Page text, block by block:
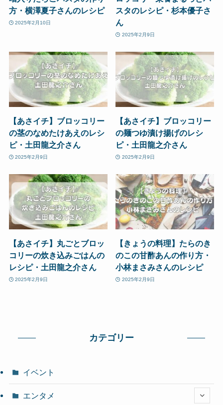
方・横澤夏子さんのレシピ
2025年2月10日
スタのレシピ・杉本優子さ
ん
2025年2月9日
【あさイチ】ブロッコリー
の茎のなめたけあえのレシ
ピ・土田龍之介さん
2025年2月9日
【あさイチ】ブロッコリー
の麺つゆ漬け揚げのレシ
ピ・土田龍之介さん
2025年2月9日
【あさイチ】丸ごとブロッ
コリーの炊き込みごはんの
レシピ・土田龍之介さん
2025年2月9日
【きょうの料理】たらのき
のこの甘酢あんの作り方・
小林まさみさんのレシピ
2025年2月9日
カテゴリー
イベント
エンタメ